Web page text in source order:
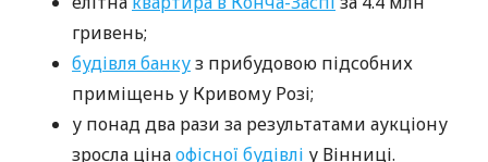
гривень;
будівля банкуз прибудовою підсобних
приміщень у Кривому Розі;
у понад два рази за результатами аукціону
зросла цінаофісної будівлі у Вінниці.